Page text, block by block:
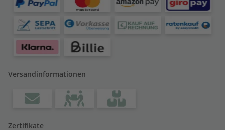
Versandinformationen
Zertifikate